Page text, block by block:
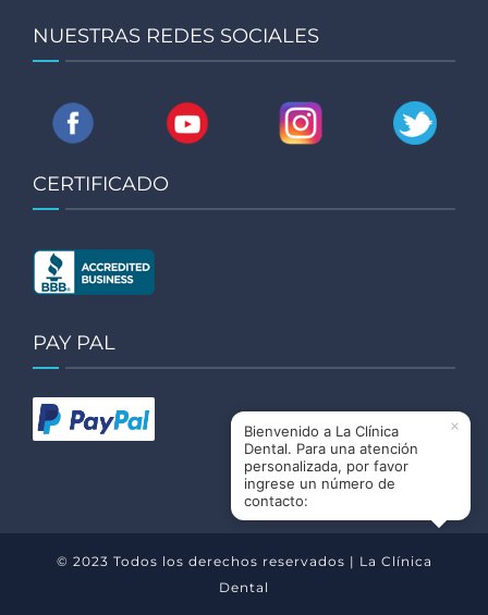
NUESTRAS REDES SOCIALES
CERTIFICADO
PAY PAL
© 2023 Todos los derechos reservados | La Clínica
Dental
×
Bienvenido a La Clínica
Dental. Para una atención
personalizada, por favor
ingrese un número de
contacto: